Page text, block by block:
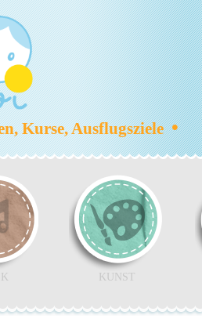
Kurse, Ausflugsziele•
KUNST